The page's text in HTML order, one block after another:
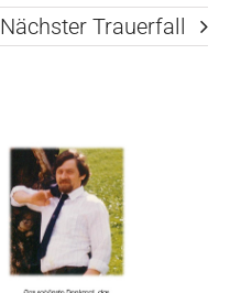
Nächster Trauerfall